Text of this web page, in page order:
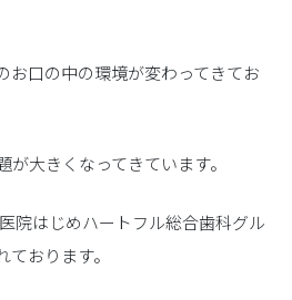
お口の中の環境が変わってきてお
大きくなってきています。
院はじめハートフル総合歯科グル
おります。